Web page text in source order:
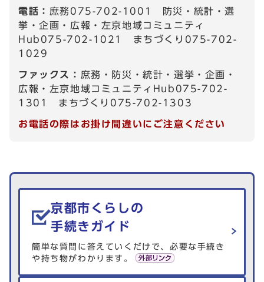
電話： 庶務075-702-1001 防災・統計・選
挙・企画・広報・左京地域コミュニティ
Hub075-702-1021 まちづくり075-702-
1029
ファックス： 庶務・防災・統計・選挙・企画・
広報・左京地域コミュニティHub075-702-
1301 まちづくり075-702-1303
お電話の際はお掛け間違いにご注意ください
生活情報を探す
京都市くらしの
手続きガイド
簡単な質問に答えていくだけで、必要な手続き
や持ち物がわかります。